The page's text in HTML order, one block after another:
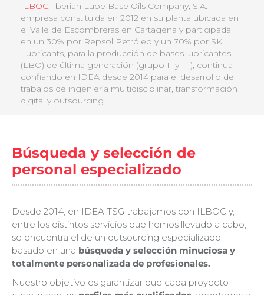
ILBOC, Iberian Lube Base Oils Company, S.A.
empresa constituida en 2012 en su planta ubicada en
el Valle de Escombreras en Cartagena y participada
en un 30% por Repsol Petróleo y un 70% por SK
Lubricants, para la producción de bases lubricantes
(LBO) de última generación (grupo II y III), continua
confiando en IDEA desde 2014 para el desarrollo de
trabajos de ingeniería multidisciplinar, transformación
digital y outsourcing.
Búsqueda y selección de
personal especializado
Desde 2014, en IDEA TSG trabajamos con ILBOC y,
entre los distintos servicios que hemos llevado a cabo,
se encuentra el de un outsourcing especializado,
basado en una búsqueda y selección minuciosa y
totalmente personalizada de profesionales.
Nuestro objetivo es garantizar que cada proyecto